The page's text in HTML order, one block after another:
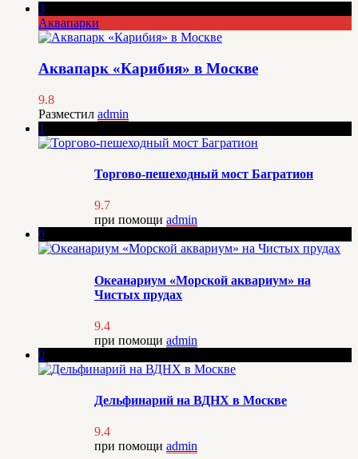
3
Аквапарки
Аквапарк «Карибия» в Москве
9.8
Разместил admin
1
Торгово-пешеходный мост Багратион
9.7
при помощи admin
0
Океанариум «Морской аквариум» на
Чистых прудах
9.4
при помощи admin
0
Дельфинарий на ВДНХ в Москве
9.4
при помощи admin